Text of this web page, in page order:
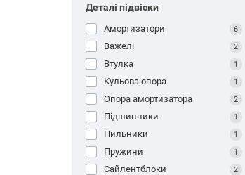
Деталі підвіски
Амортизатори 6
Важелі 2
Втулка 1
Кульова опора 1
Опора амортизатора 2
Підшипники 1
Пильники 1
Пружини 1
Сайлентблоки 2